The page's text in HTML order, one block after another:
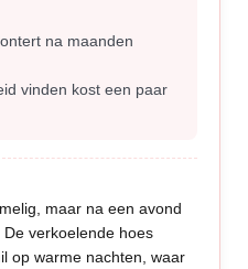
na maanden
vinden kost een paar
maar na een avond
verkoelende hoes
op warme nachten, waar